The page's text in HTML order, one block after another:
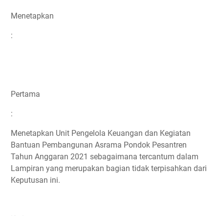
Menetapkan
:
Pertama
:
Menetapkan Unit Pengelola Keuangan dan Kegiatan
Bantuan Pembangunan Asrama Pondok Pesantren
Tahun Anggaran 2021 sebagaimana tercantum dalam
Lampiran yang merupakan bagian tidak terpisahkan dari
Keputusan ini.